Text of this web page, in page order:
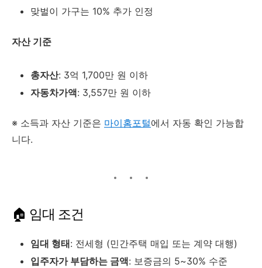
맞벌이 가구는 10% 추가 인정
자산 기준
총자산: 3억 1,700만 원 이하
자동차가액: 3,557만 원 이하
※ 소득과 자산 기준은 마이홈포털에서 자동 확인 가능합
니다.
🏠 임대 조건
임대 형태: 전세형 (민간주택 매입 또는 계약 대행)
입주자가 부담하는 금액: 보증금의 5~30% 수준